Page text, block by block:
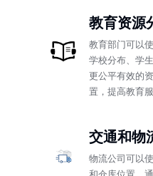
教育资源
教育部门可以
学校分布、学
更公平有效的
置，提高教育
交通和物
物流公司可以